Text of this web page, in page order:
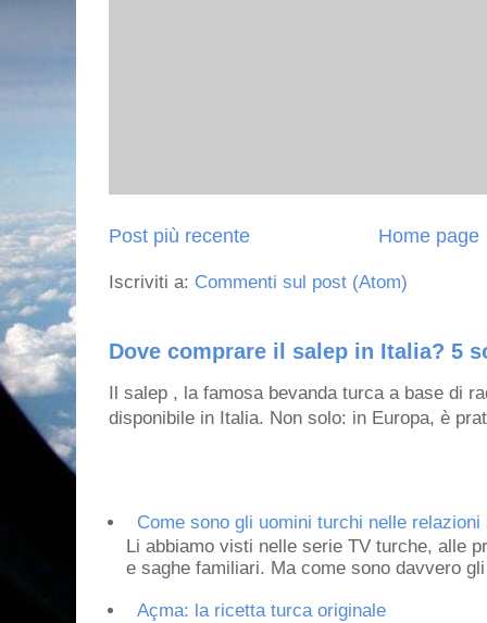
Post più recente Home page
Iscriviti a: Commenti sul post (Atom)
Dove comprare il salep in Italia? 5
Il salep , la famosa bevanda turca a base di
disponibile in Italia. Non solo: in Europa, è
Come sono gli uomini turchi nelle
Li abbiamo visti nelle serie TV turche, alle
e saghe familiari. Ma come sono davvero
Açma: la ricetta turca originale